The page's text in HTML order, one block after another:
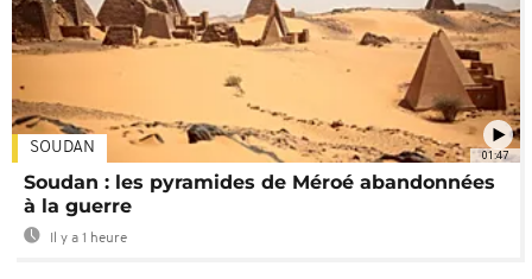
01:47
SOUDAN
Soudan : les pyramides de Méroé abandonnées
à la guerre
Il y a 1 heure